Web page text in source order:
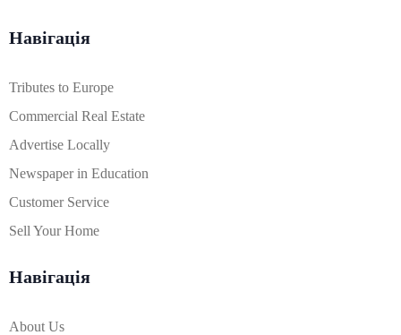
Навігація
Tributes to Europe
Commercial Real Estate
Advertise Locally
Newspaper in Education
Customer Service
Sell Your Home
Навігація
About Us